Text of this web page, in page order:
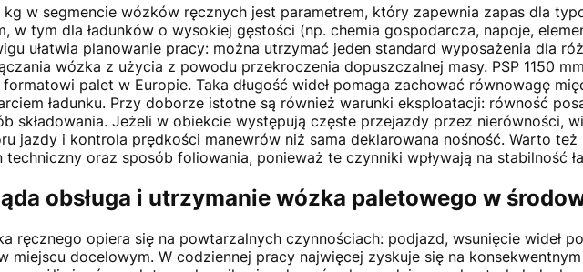
w segmencie wózków ręcznych jest parametrem, który zapewnia zapas dla
w tym dla ładunków o wysokiej gęstości (np. chemia gospodarcza, napoje,
ułatwia planowanie pracy: można utrzymać jeden standard wyposażenia dla
wózka z użycia z powodu przekroczenia dopuszczalnej masy. PSP 1150
palet w Europie. Taka długość wideł pomaga zachować równowagę
ładunku. Przy doborze istotne są również warunki eksploatacji: równość
składowania. Jeżeli w obiekcie występują częste przejazdy przez nierówności,
jazdy i kontrola prędkości manewrów niż sama deklarowana nośność. Warto
techniczny oraz sposób foliowania, ponieważ te czynniki wpływają na stabilność
obsługa i utrzymanie wózka paletowego w
ręcznego opiera się na powtarzalnych czynnościach: podjazd, wsunięcie wideł
miejscu docelowym. W codziennej pracy najwięcej zyskuje się na